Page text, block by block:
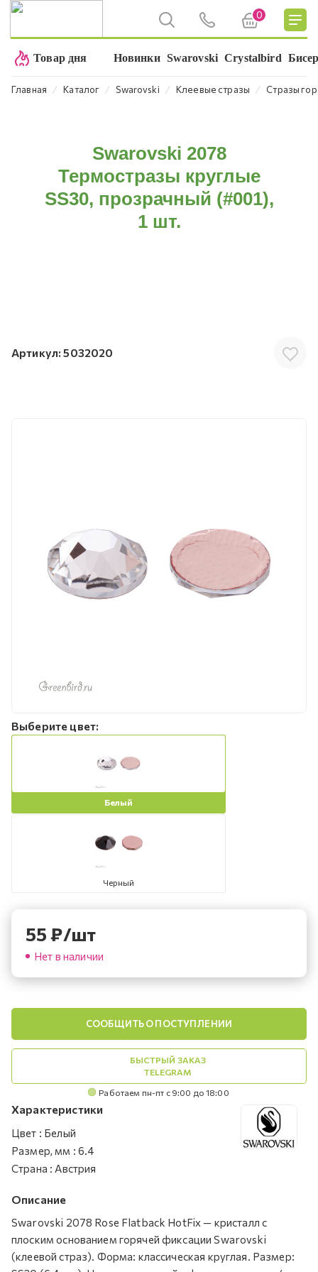
0
Товар дня Новинки Swarovski Crystalbird
Главная ⁄ Каталог ⁄ Swarovski ⁄ Клеевые стразы ⁄ Стразы
Swarovski 2078
Термостразы круглые
SS30, прозрачный (#001),
1 шт.
Артикул: 5032020
Выберите цвет:
Белый
Черный
55₽/шт
Нет в наличии
СООБЩИТЬ О ПОСТУПЛЕНИИ
БЫСТРЫЙ ЗАКАЗ
TELEGRAM
Работаем пн-пт с 9:00 до 18:00
Характеристики
Цвет : Белый
Размер, мм : 6.4
Страна : Австрия
Описание
Swarovski 2078 Rose Flatback HotFix — кристалл с
плоским основанием горячей фиксации Swarovski
(клеевой страз). Форма: классическая круглая. Размер: